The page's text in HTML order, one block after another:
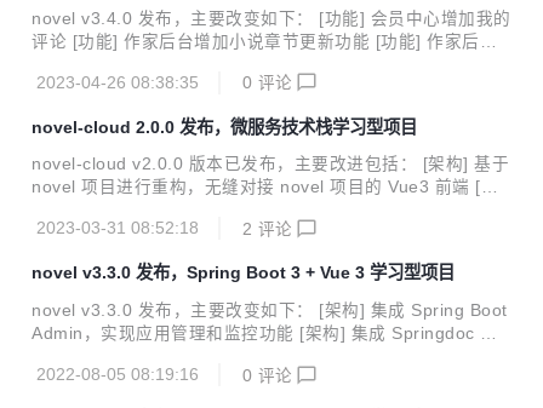
novel v3.4.0 发布，主要改变如下： [功能] 会员中心增加我的
评论 [功能] 作家后台增加小说章节更新功能 [功能] 作家后台
证模式配置 [优化] 只在 dev 环境生成 Swagger 文档 [优化]
用 redisson starter 替换 redisson 依赖 [依赖] 升级其它 SNA
PSHOT 版本依赖并清理快照仓库 [Bug] 修复部分环境 maven
编译时提示 -source X 中不支持 XX [B...
2023-04-26 08:38:35 0 评论
novel-cloud 2.0.0 发布，微服务技术栈学习型项目
novel-cloud v2.0.0 版本已发布，主要改进包括： [架构] 基于
novel 项目进行重构，无缝对接 novel 项目的 Vue3 前端 [架
级至 Spring Cloud 2022.x，Spring Cloud Alibaba 2022.x
文件和一键安装开发环境的教程 [依赖] 项目所有相关依赖均升
级至主流的新版本 [发布] 计划与 novel 项目的发布周期保持
一致 [文档] 文档更新至最新版本 项目简介 no...
2023-03-31 08:52:18 2 评论
novel v3.3.0 发布，Spring Boot 3 + Vue 3 学习型项目
novel v3.3.0 发布，主要改变如下： [架构] 集成 Spring Boot
Admin，实现应用管理和监控功能 [架构] 集成 Springdoc 自
OP 实现分布式锁 [优化] 使用 Java 和 Spring Boot 的新特性
2022-08-05 08:19:16 0 评论